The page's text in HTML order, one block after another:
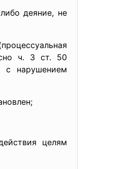
деяние, не
ч. 3 ст. 50
с нарушением
целям